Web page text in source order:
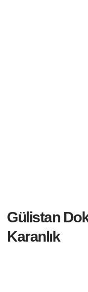
Gülistan
Karanlık